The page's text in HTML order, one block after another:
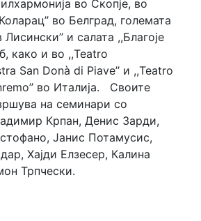
во Скопјe, во
во Белград, големата
и салата ,,Благоје
како и во ,,Teatro
San Donà di Piave’’ и ,,Teatro
во Италија. Своите
на семинари со
Крпан, Денис Зарди,
Јанис Потамусис,
Хајди Елзесер, Калина
Трпчески.